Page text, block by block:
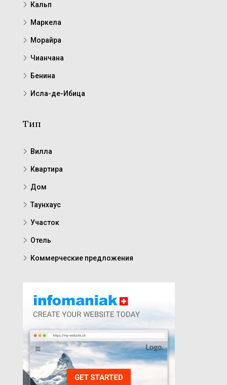
Кальп
Маркела
Морайра
Чианчана
Бенина
Исла-де-Ибица
Тип
Вилла
Квартира
Дом
Таунхаус
Участок
Отель
Коммерческие предложения